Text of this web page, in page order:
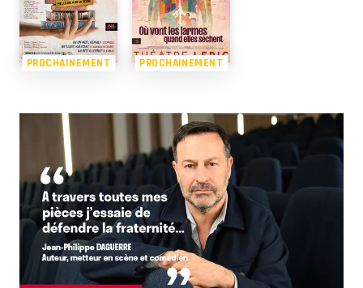
PROCHAINEMENT PROCHAINEMENT